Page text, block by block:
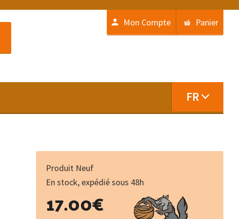
Mon Compte Panier
FR
Produit Neuf
En stock, expédié sous 48h
17.00€
de